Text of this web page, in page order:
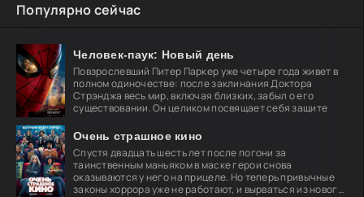
Популярно сейчас
Человек-паук: Новый день
Повзрослевший Питер Паркер уже четыре года живет в
полном одиночестве: после заклинания Доктора
Стрэнджа весь мир, включая близких, забыл о его
существовании. Он целиком посвящает себя защите
Очень страшное кино
Спустя двадцать шесть лет после погони за
таинственным маньяком в маске герои снова
оказываются у него на прицеле. Но теперь привычные
законы хоррора уже не работают, и вырваться из нового